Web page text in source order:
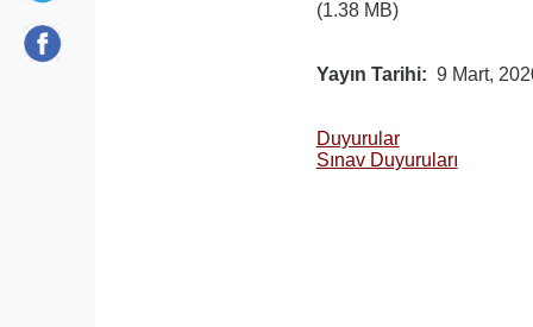
(1.38 MB)
Yayın Tarihi 9 Mart,
Duyurular
Sınav Duyuruları